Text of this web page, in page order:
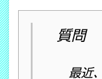
質問
最近